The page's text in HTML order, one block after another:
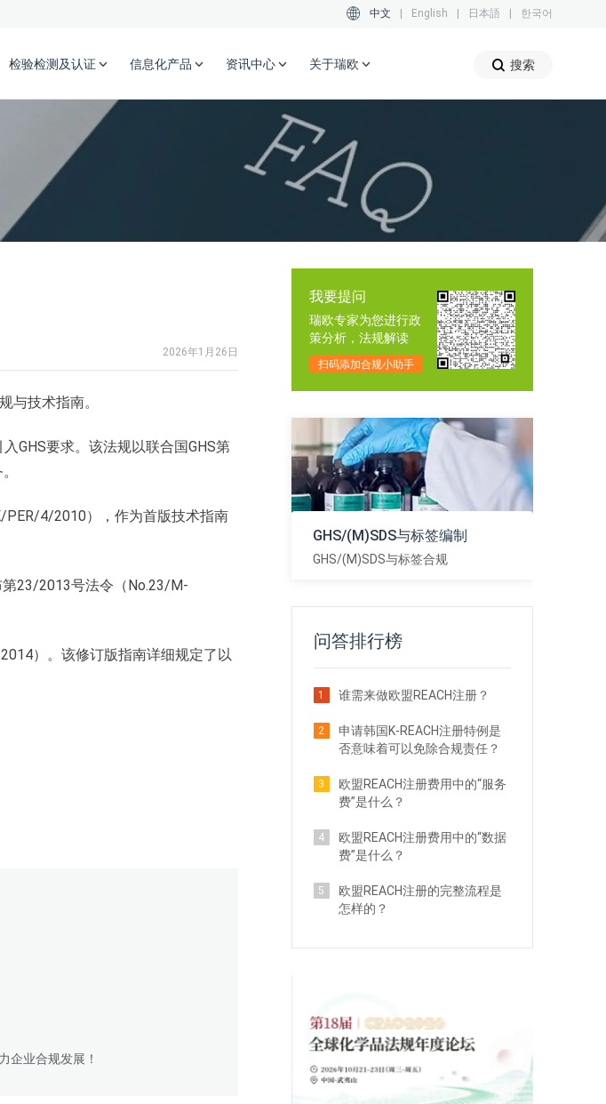
中文 English 日本語 한국어
检验检测及认证 信息化产品 资讯中心 关于瑞欧 搜索
2026年1月26日
与技术指南。
GHS要求。该法规以联合国GHS第
4/2010），作为首版技术指南
23/2013号法令（No.23/M-
）。该修订版指南详细规定了以
企业合规发展！
我要提问
瑞欧专家为您进行政
策分析，法规解读
扫码添加合规小助手
GHS/(M)SDS与标签编制
GHS/(M)SDS与标签合规
问答排行榜
1 谁需来做欧盟REACH注册？
2
申请韩国K-REACH注册特例是
否意味着可以免除合规责任？
3
欧盟REACH注册费用中的“服务
费”是什么？
4
欧盟REACH注册费用中的“数据
费”是什么？
5
欧盟REACH注册的完整流程是
怎样的？